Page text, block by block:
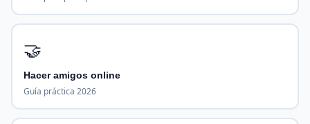
🤝
Hacer amigos online
Guía práctica 2026